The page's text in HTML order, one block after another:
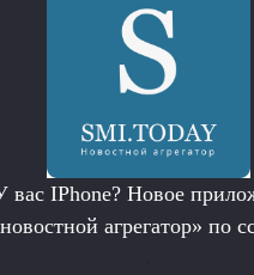
вас IPhone? Новое
агрегатор» по